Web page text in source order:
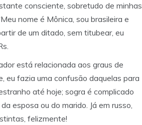
consciente, sobretudo de minhas
nome é Mônica, sou brasileira e
de um ditado, sem titubear, eu
está relacionada aos graus de
eu fazia uma confusão daquelas para
até hoje; sogra é complicado
esposa ou do marido. Já em russo,
felizmente!